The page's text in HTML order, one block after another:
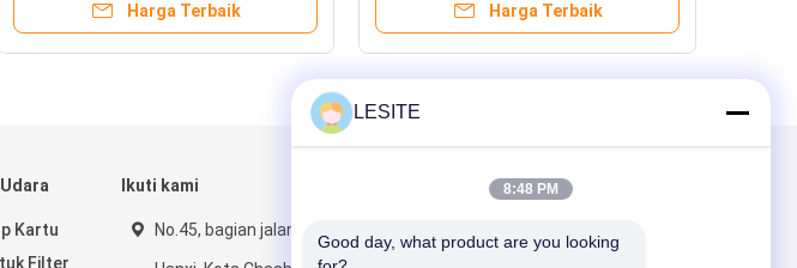
Harga Terbaik Harga Terbaik
Kartu
Filter
Ikuti kami
No.45, bagian jalan Shuixi,
Kirimkan Kami
LESITE
8:48 PM
Good day, what product are you looking